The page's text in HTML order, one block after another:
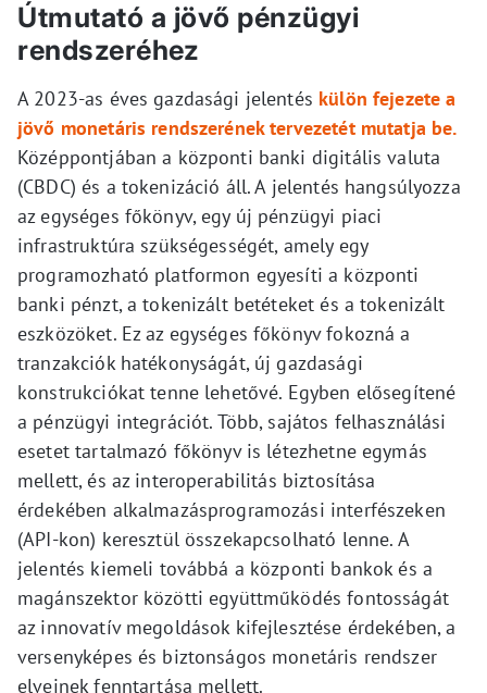
Útmutató a jövő pénzügyi
rendszeréhez
A 2023-as éves gazdasági jelentés külön fejezete a
jövő monetáris rendszerének tervezetét mutatja be.
Középpontjában a központi banki digitális valuta
(CBDC) és a tokenizáció áll. A jelentés hangsúlyozza
az egységes főkönyv, egy új pénzügyi piaci
infrastruktúra szükségességét, amely egy
programozható platformon egyesíti a központi
banki pénzt, a tokenizált betéteket és a tokenizált
eszközöket. Ez az egységes főkönyv fokozná a
tranzakciók hatékonyságát, új gazdasági
konstrukciókat tenne lehetővé. Egyben elősegítené
a pénzügyi integrációt. Több, sajátos felhasználási
esetet tartalmazó főkönyv is létezhetne egymás
mellett, és az interoperabilitás biztosítása
érdekében alkalmazásprogramozási interfészeken
(API-kon) keresztül összekapcsolható lenne. A
jelentés kiemeli továbbá a központi bankok és a
magánszektor közötti együttműködés fontosságát
az innovatív megoldások kifejlesztése érdekében, a
versenyképes és biztonságos monetáris rendszer
elveinek fenntartása mellett.